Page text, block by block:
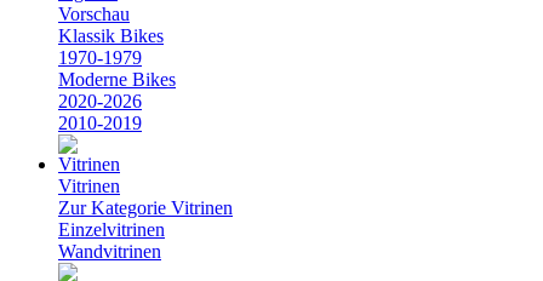
Vorschau
Klassik Bikes
1970-1979
Moderne Bikes
2020-2026
2010-2019
Vitrinen
Zur Kategorie Vitrinen
Einzelvitrinen
Wandvitrinen